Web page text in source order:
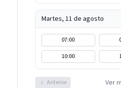
Martes, 11 de agosto
07:00
10:00
Anterior Ver